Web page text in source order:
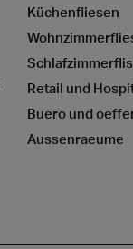
Küchenfliesen
Retail und
Buero und
Aussenraeume